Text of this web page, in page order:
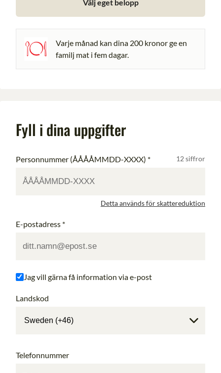
Välj eget belopp
Varje månad kan dina 200 kronor ge en
familj mat i fem dagar.
Fyll i dina uppgifter
Personnummer (ÅÅÅÅMMDD-XXXX) * 12 siffror
Detta används för skattereduktion
E-postadress *
Jag vill gärna få information via e-post
Landskod
Telefonnummer